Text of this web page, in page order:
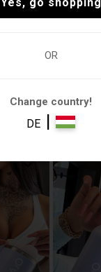
OR
Change country!
DE |